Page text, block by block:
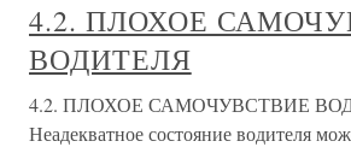
4.2. ПЛОХОЕ
ВОДИТЕЛЯ
4.2. ПЛОХОЕ САМОЧУВСТВИЕ
Неадекватное состояние водителя